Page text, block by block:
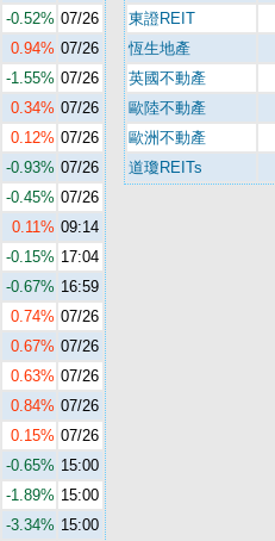
-0.52% 07/26
0.94% 07/26
-1.55% 07/26
0.34% 07/26
0.12% 07/26
-0.93% 07/26
-0.45% 07/26
0.11% 09:14
-0.15% 17:04
-0.67% 16:59
0.74% 07/26
0.67% 07/26
0.63% 07/26
0.84% 07/26
0.15% 07/26
-0.65% 15:00
-1.89% 15:00
-3.34% 15:00
東證REIT
恆生地產
英國不動產
歐陸不動產
歐洲不動產
道瓊REITs